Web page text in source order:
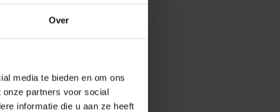
Over
media te bieden en om ons
partners voor social
informatie die u aan ze heeft